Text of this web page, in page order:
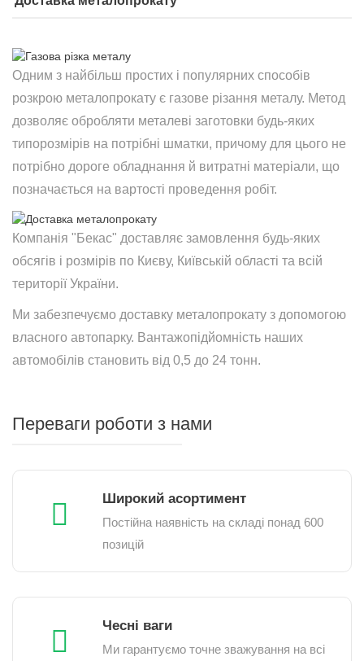
Одним з найбільш простих і популярних способів
розкрою металопрокату є газове різання металу. Метод
дозволяє обробляти металеві заготовки будь-яких
типорозмірів на потрібні шматки, причому для цього не
потрібно дороге обладнання й витратні матеріали, що
позначається на вартості проведення робіт.
Компанія "Бекас" доставляє замовлення будь-яких
обсягів і розмірів по Києву, Київській області та всій
території України.
Ми забезпечуємо доставку металопрокату з допомогою
власного автопарку. Вантажопідйомність наших
автомобілів становить від 0,5 до 24 тонн.
Переваги роботи з нами
Широкий асортимент
Постійна наявність на складі понад 600
позицій
Чесні ваги
Ми гарантуємо точне зважування на всі